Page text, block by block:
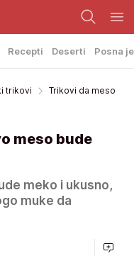
Recepti Deserti Posna
trikovi
Trikovi da meso
meso bude
meko i ukusno,
muke da